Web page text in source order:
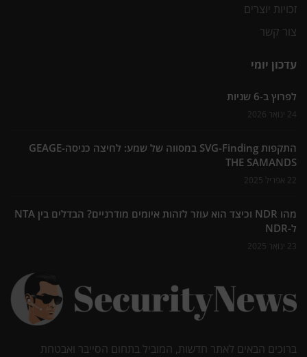
זכויות יוצרים
צור קשר
עדכון יומי
לפרוץ ב-6 שניות
24 ינואר 2026
התקפות SVG-Finding במסווה של שמע: לחיצה כניסה-GEAGE
THE SAMANDS
22 אפריל 2025
מהו NDR וכיצד הוא עוזר לזהות איומים מודרניים? הבדלים בין NTA
ל-NDR
23 ינואר 2025
ברוכים הבאים לאתר חדשות, המוביל בתחום הסייבר ואבטחת